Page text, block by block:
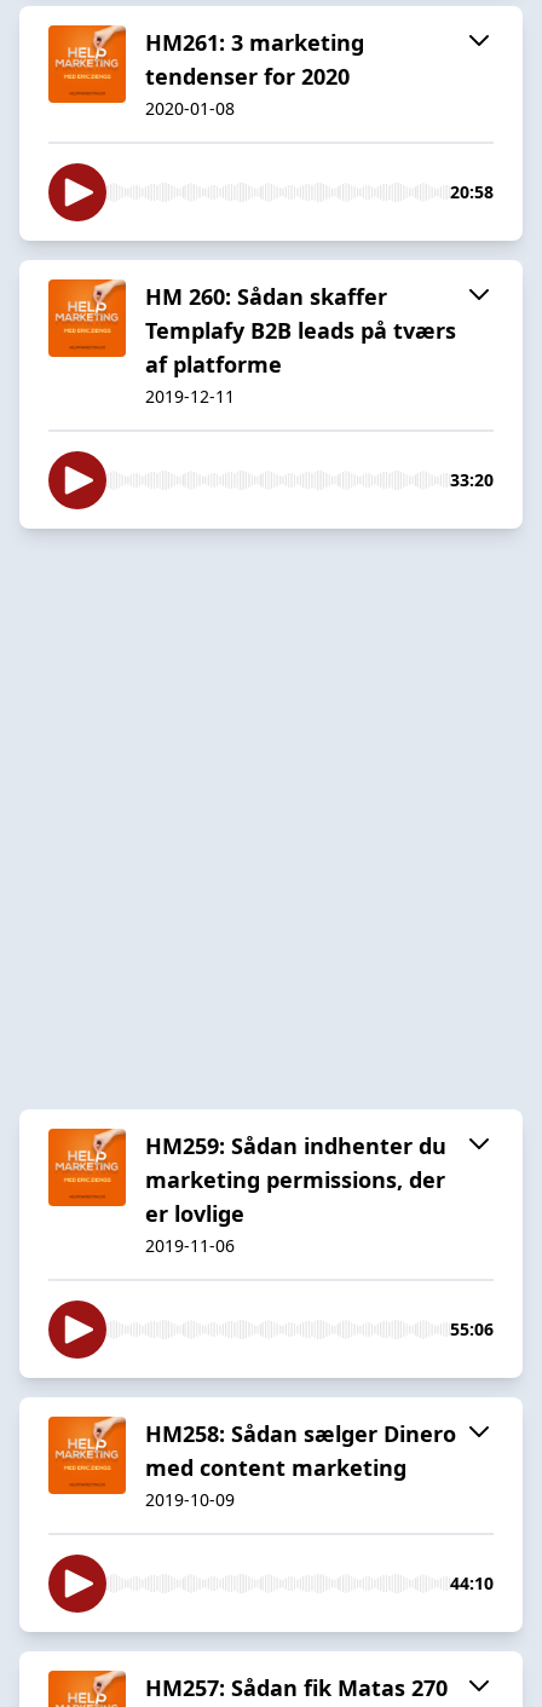
HM261: 3 marketing
tendenser for 2020
2020-01-08
20:58
HM 260: Sådan skaffer
Templafy B2B leads på tværs
af platforme
2019-12-11
33:20
HM259: Sådan indhenter du
marketing permissions, der
er lovlige
2019-11-06
55:06
HM258: Sådan sælger Dinero
med content marketing
2019-10-09
44:10
HM257: Sådan fik Matas 270